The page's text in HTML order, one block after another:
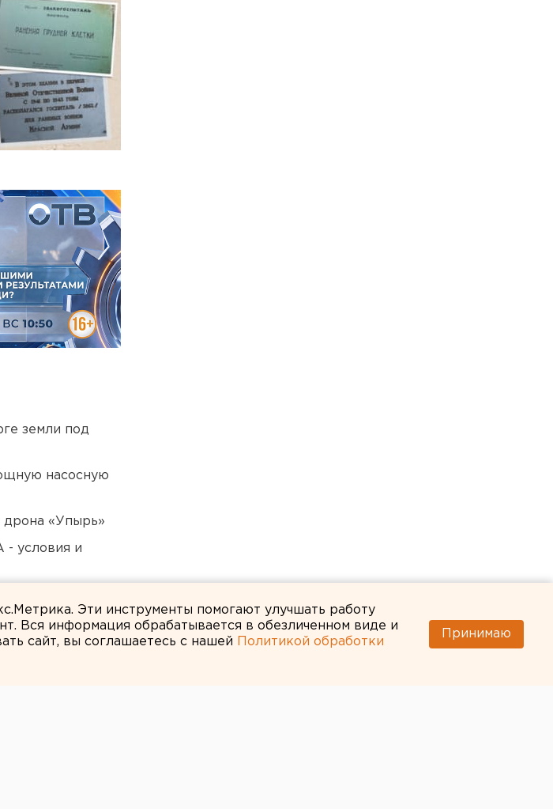
земли под
насосную
дрона «Упырь»
- условия и
Эти инструменты помогают улучшать работу
Вся информация обрабатывается в обезличенном виде и
сайт, вы соглашаетесь с нашей
Политикой обработки
Принимаю